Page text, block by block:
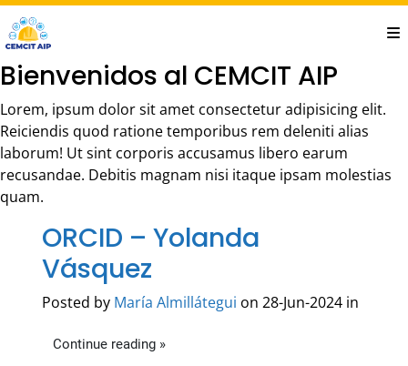
Saltar
al
contenido
principal
Bienvenidos al CEMCIT AIP
Lorem, ipsum dolor sit amet consectetur adipisicing elit.
Reiciendis quod ratione temporibus rem deleniti alias
laborum! Ut sint corporis accusamus libero earum
recusandae. Debitis magnam nisi itaque ipsam molestias
quam.
ORCID – Yolanda
Vásquez
Posted by María Almillátegui on 28-Jun-2024 in
Continue reading »